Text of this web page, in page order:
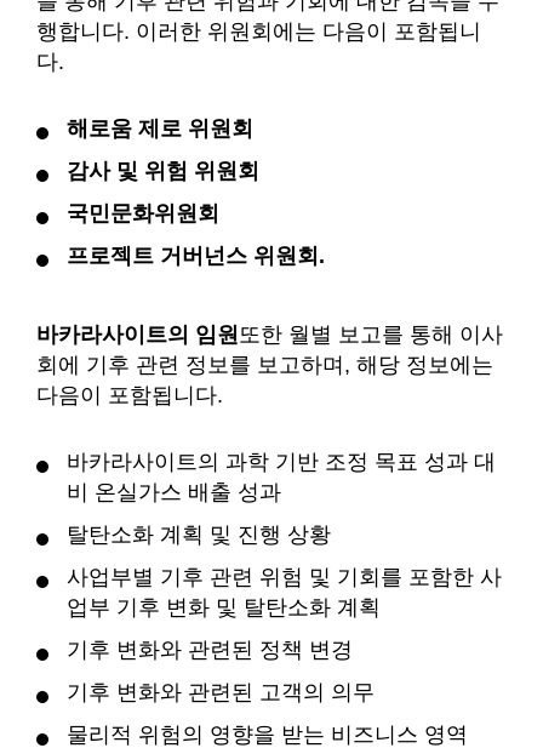
행합니다. 이러한 위원회에는 다음이 포함됩니
다.
해로움 제로 위원회
감사 및 위험 위원회
국민문화위원회
프로젝트 거버넌스 위원회.
바카라사이트의 임원또한 월별 보고를 통해 이사
회에 기후 관련 정보를 보고하며, 해당 정보에는
다음이 포함됩니다.
바카라사이트의 과학 기반 조정 목표 성과 대
비 온실가스 배출 성과
탈탄소화 계획 및 진행 상황
사업부별 기후 관련 위험 및 기회를 포함한 사
업부 기후 변화 및 탈탄소화 계획
기후 변화와 관련된 정책 변경
기후 변화와 관련된 고객의 의무
물리적 위험의 영향을 받는 비즈니스 영역